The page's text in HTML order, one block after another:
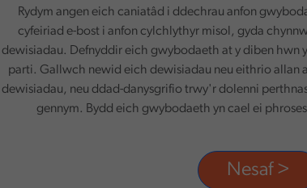
Rydym angen eich caniatâd i ddechrau anfon
cyfeiriad e-bost i anfon cylchlythyr misol, gyda
dewisiadau. Defnyddir eich gwybodaeth at y diben hwn
parti. Gallwch newid eich dewisiadau neu eithrio allan
dewisiadau, neu ddad-danysgrifio trwy'r dolenni
gennym. Bydd eich gwybodaeth yn cael ei